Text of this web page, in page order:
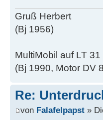
Gruß Herbert
(Bj 1956)
MultiMobil auf LT 31
(Bj 1990, Motor DV
Re:
von Falafelpapst »